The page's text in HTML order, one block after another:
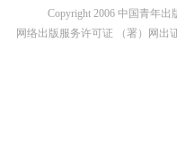
Copyright 2006 中国青年出
网络出版服务许可证 （署）网出